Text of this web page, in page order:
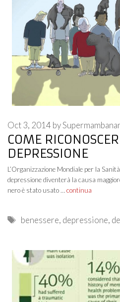
COME
DEPRESSIONE
Oct 3, 2014 by
L’Organizzazione Mondiale per la
depressione diventerà la causa
nero è stato usato … continua
Tags
benessere, depressione,